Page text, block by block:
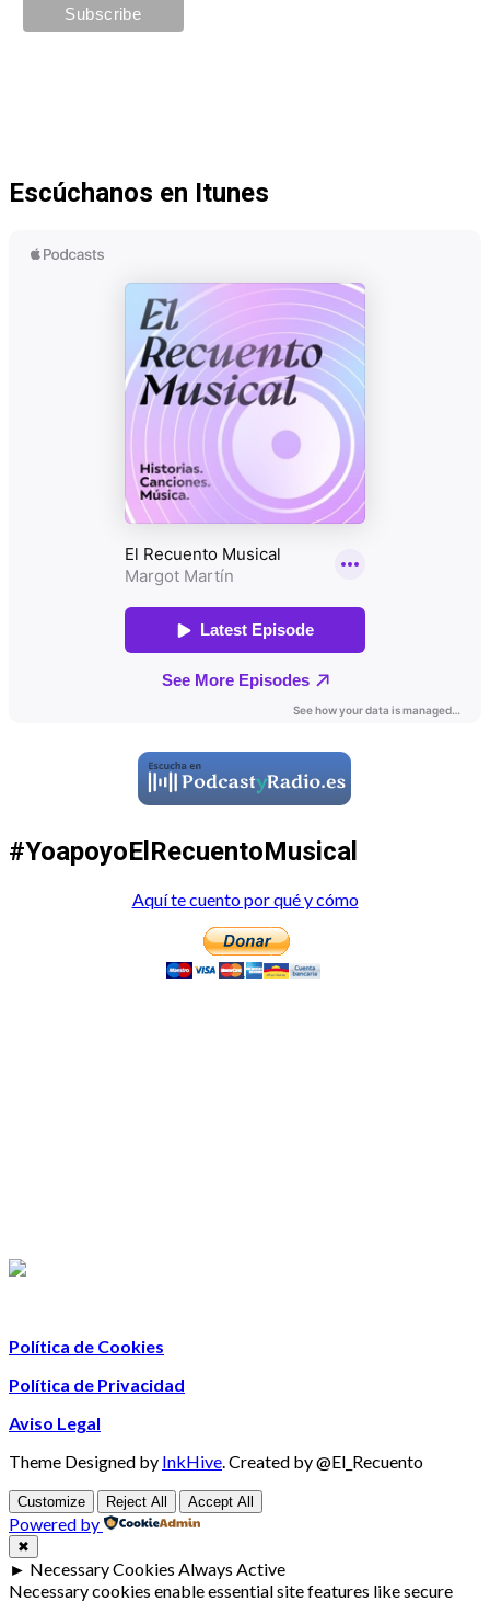
Escúchanos en Itunes
#YoapoyoElRecuentoMusical
Aquí te cuento por qué y cómo
Política de Cookies
Política de Privacidad
Aviso Legal
Theme Designed by InkHive Created by @El_Recuento
Customize Reject All Accept All
Powered by
✖
► Necessary Cookies Always Active
Necessary cookies enable essential site features like secure